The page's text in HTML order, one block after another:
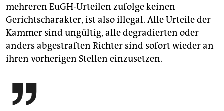
mehreren EuGH-Urteilen zufolge keinen
Gerichtscharakter, ist also illegal. Alle Urteile der
Kammer sind ungültig, alle degradierten oder
anders abgestraften Richter sind sofort wieder an
ihren vorherigen Stellen einzusetzen.
